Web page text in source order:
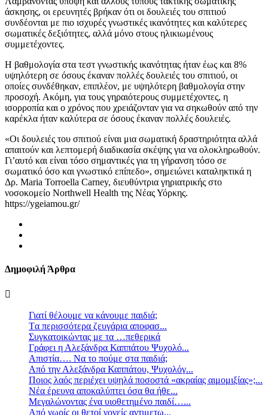
άσκησης, οι ερευνητές βρήκαν ότι οι δουλειές του σπιτιού
συνδέονται με πιο ισχυρές γνωστικές ικανότητες και καλύτερες
σωματικές δεξιότητες, αλλά μόνο στους ηλικιωμένους
συμμετέχοντες.
Η βαθμολογία στα τεστ γνωστικής ικανότητας ήταν έως και 8%
υψηλότερη σε όσους έκαναν πολλές δουλειές του σπιτιού, οι
οποίες συνδέθηκαν, επιπλέον, με υψηλότερη βαθμολογία στην
προσοχή. Ακόμη, για τους γηραιότερους συμμετέχοντες, η
ισορροπία και ο χρόνος που χρειάζονταν για να σηκωθούν από την
καρέκλα ήταν καλύτερα σε όσους έκαναν πολλές δουλειές.
«Οι δουλειές του σπιτιού είναι μια σωματική δραστηριότητα αλλά
απαιτούν και λεπτομερή διαδικασία σκέψης για να ολοκληρωθούν.
Γι’αυτό και είναι τόσο σημαντικές για τη γήρανση τόσο σε
σωματικό όσο και γνωστικό επίπεδο», σημειώνει καταληκτικά η
Δρ. Maria Torroella Carney, διευθύντρια γηριατρικής στο
νοσοκομείο Northwell Health της Νέας Υόρκης.
https://ygeiamou.gr/
Δημοφιλή Άρθρα
Γιατί θέλουμε να κάνουμε παιδιά;
Tα περισσότερα ζευγάρια αποφασ...
Συγκατοικώντας με τα …πεθερικά
Γράφει η Αλεξάνδρα Καππάτου Ψυχολό...
Απιστία…. Να το πούμε στα παιδιά;
Από την Αλεξάνδρα Καππάτου, Ψυχολόγ...
Ποιος λαός περιέχει υψηλά ποσοστά «ακραίας αιμομιξίας»;...
Νέα έρευνα αποκαλύπτει όσα θα ήθε...
Mεγαλώνοντας ένα υιοθετημένο παιδί…...
Aπό νωρίς οι θετοί γονείς αντιμετω...